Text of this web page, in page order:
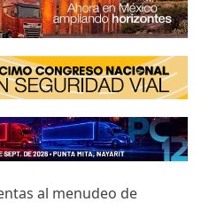
al menudeo de